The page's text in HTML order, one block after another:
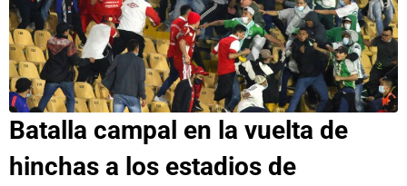
Batalla campal en la vuelta de
hinchas a los estadios de